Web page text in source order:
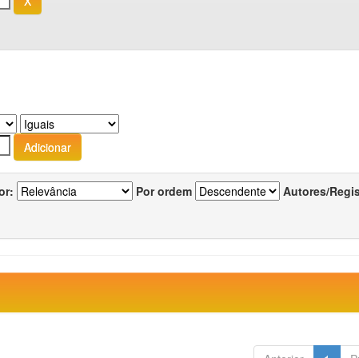
Por ordem Autores/